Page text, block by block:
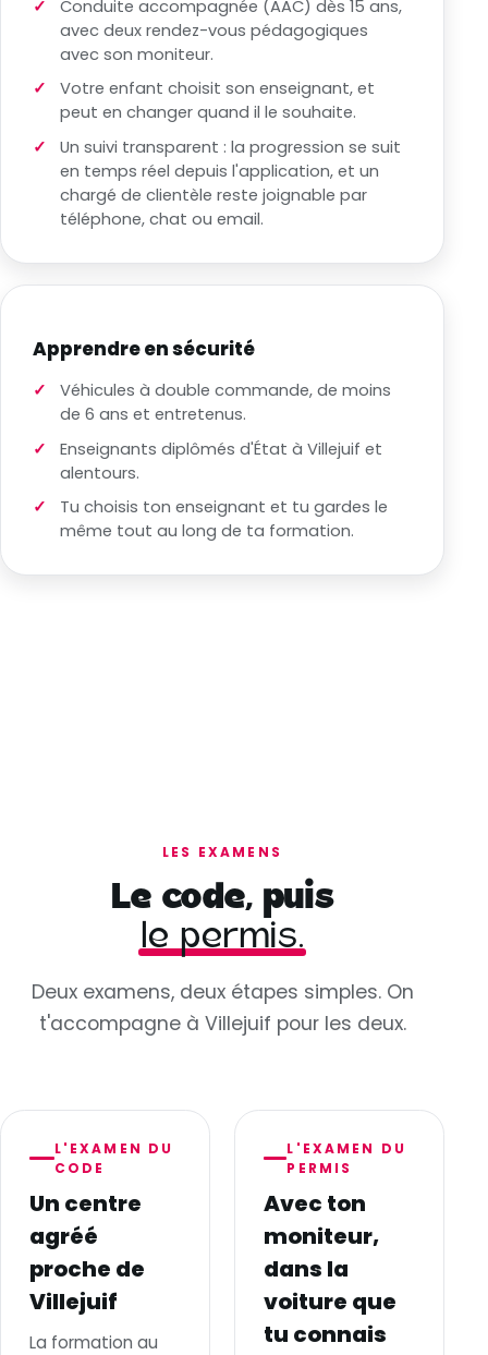
Conduite accompagnée (AAC) dès 15 ans,
avec deux rendez-vous pédagogiques
avec son moniteur.
Votre enfant choisit son enseignant, et
peut en changer quand il le souhaite.
Un suivi transparent : la progression se suit
en temps réel depuis l'application, et un
chargé de clientèle reste joignable par
téléphone, chat ou email.
Apprendre en sécurité
Véhicules à double commande, de moins
de 6 ans et entretenus.
Enseignants diplômés d'État à Villejuif et
alentours.
Tu choisis ton enseignant et tu gardes le
même tout au long de ta formation.
LES EXAMENS
Le code, puis
le permis.
Deux examens, deux étapes simples. On
t'accompagne à Villejuif pour les deux.
L'EXAMEN DU
CODE
Un centre
agréé
proche de
Villejuif
La formation au
L'EXAMEN DU
PERMIS
Avec ton
moniteur,
dans la
voiture que
tu connais